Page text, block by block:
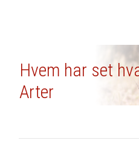
Hvem har set
Arter